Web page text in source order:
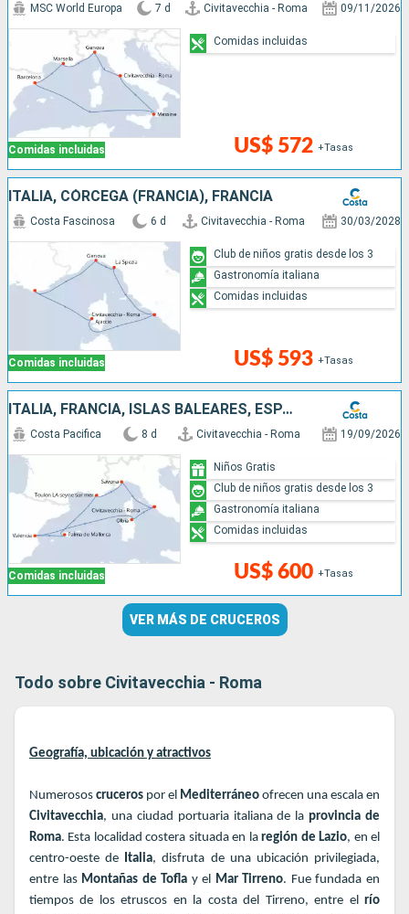
Comidas incluidas
MSC World Europa 7 d Civitavecchia - Roma 09/11/2026
US$ 572 +Tasas
Comidas incluidas
ITALIA, CÓRCEGA (FRANCIA), FRANCIA
Comidas incluidas
Costa Fascinosa 6 d Civitavecchia - Roma 30/03/2028
US$ 593 +Tasas
Club de niños gratis desde los 3
Gastronomía italiana
Comidas incluidas
ITALIA, FRANCIA, ISLAS BALEARES, ESPAÑA
Comidas incluidas
Costa Pacifica 8 d Civitavecchia - Roma 19/09/2026
US$ 600 +Tasas
Niños Gratis
Club de niños gratis desde los 3
Gastronomía italiana
Comidas incluidas
VER MÁS DE CRUCEROS
Todo sobre Civitavecchia - Roma
Geografía, ubicación y atractivos
Numerosos cruceros por el Mediterráneo ofrecen una escala en
Civitavecchia, una ciudad portuaria italiana de la provincia de
Roma. Esta localidad costera situada en laregión de Lazio, en el
centro-oeste de Italia, disfruta de una ubicación privilegiada,
entre las Montañas de Tofla y el Mar Tirreno. Fue fundada en
tiempos de los etruscos en la costa del Tirreno, entre el río